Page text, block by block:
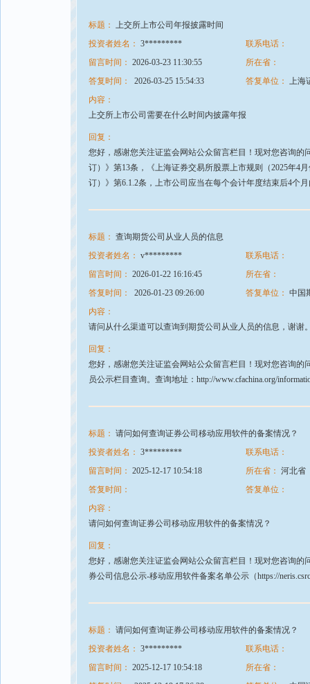
标题： 上交所上市公司年报披露时间
投资者姓名： 3*********
联系电话：
留言时间： 2026-03-23 11:30:55
所在省：
答复时间：
2026-03-25 15:54:33 答复单位： 上海
内容：
上交所上市公司需要在什么时间内披露年报
回复：
您好，感谢您关注证监会网站公众留言栏目！现对您咨询的
订）》第13条，《上海证券交易所股票上市规则（2025年4
订）》第6.1.2条，上市公司应当在每个会计年度结束后4个
标题： 查询期货公司从业人员的信息
投资者姓名： v*********
联系电话：
留言时间： 2026-01-22 16:16:45
所在省：
答复时间：
2026-01-23 09:26:00 答复单位： 中国
内容：
请问从什么渠道可以查询到期货公司从业人员的信息，谢谢
回复：
您好，感谢您关注证监会网站公众留言栏目！现对您咨询
员公示栏目查询。查询地址：http://www.cfachina.org/
标题： 请问如何查询证券公司移动应用软件的备案情况？
投资者姓名： 3*********
联系电话：
留言时间： 2025-12-17 10:54:18 所在省： 河北省
答复时间：
答复单位：
内容：
请问如何查询证券公司移动应用软件的备案情况？
回复：
您好，感谢您关注证监会网站公众留言栏目！现对您咨询
券公司信息公示-移动应用软件备案名单公示（https://
标题： 请问如何查询证券公司移动应用软件的备案情况？
投资者姓名： 3*********
联系电话：
留言时间： 2025-12-17 10:54:18
所在省：